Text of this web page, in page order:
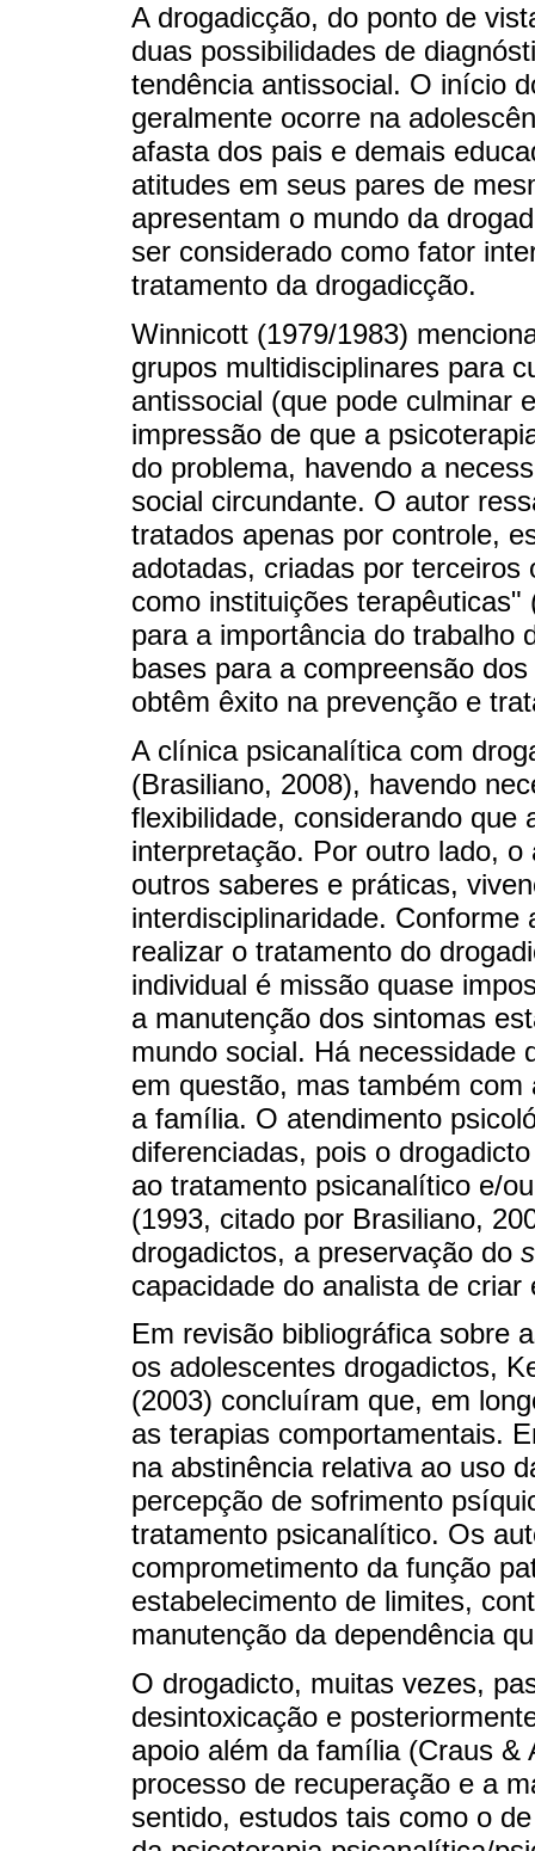
A drogadicção, do ponto de
duas possibilidades de
tendência antissocial. O início
geralmente ocorre na
afasta dos pais e demais
atitudes em seus pares de
apresentam o mundo da
ser considerado como fator
tratamento da drogadicção.
Winnicott (1979/1983)
grupos multidisciplinares para
antissocial (que pode culminar
impressão de que a
do problema, havendo a
social circundante. O autor
tratados apenas por controle,
adotadas, criadas por
como instituições
para a importância do trabalho
bases para a compreensão
obtêm êxito na prevenção e
A clínica psicanalítica com
(Brasiliano, 2008), havendo
flexibilidade, considerando que
interpretação. Por outro lado,
outros saberes e práticas,
interdisciplinaridade.
realizar o tratamento do
individual é missão quase
a manutenção dos sintomas
mundo social. Há necessidade
em questão, mas também
a família. O atendimento
diferenciadas, pois o
ao tratamento psicanalítico e/
(1993, citado por Brasiliano,
drogadictos, a preservação do
capacidade do analista de criar
Em revisão bibliográfica sobre
os adolescentes drogadictos,
(2003) concluíram que, em
as terapias comportamentais.
na abstinência relativa ao uso
percepção de sofrimento
tratamento psicanalítico. Os
comprometimento da função
estabelecimento de limites,
manutenção da dependência
O drogadicto, muitas vezes,
desintoxicação e
apoio além da família (Craus &
processo de recuperação e a
sentido, estudos tais como o